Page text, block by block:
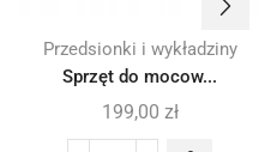
Przedsionki i wykładziny
Sprzęt do mocow...
199,00 zł